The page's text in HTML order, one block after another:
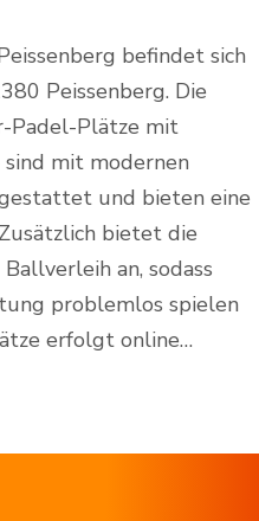
befindet sich
Peissenberg. Die
Padel-Plätze mit
mit modernen
und bieten eine
bietet die
an, sodass
problemlos spielen
erfolgt online…